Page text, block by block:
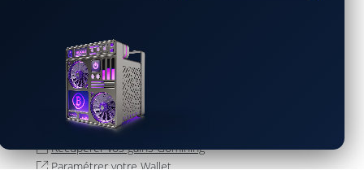
Ouvrir un compte Gomining
Booster votre mineur Gomining
Pool de minage Gomining comment ça marche ?
Participez au jeu NFT Gomining
Revendre NFT Gomining
Récupérer vos gains Gomining
Paramétrer votre Wallet